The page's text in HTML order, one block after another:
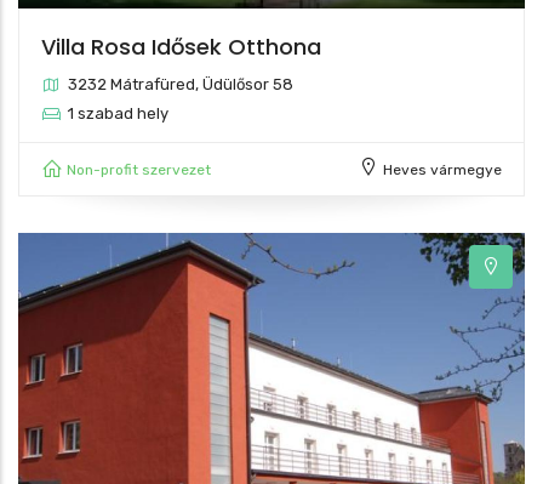
Villa Rosa Idősek Otthona
3232 Mátrafüred, Üdülősor 58
1 szabad hely
Non-profit szervezet Heves vármegye